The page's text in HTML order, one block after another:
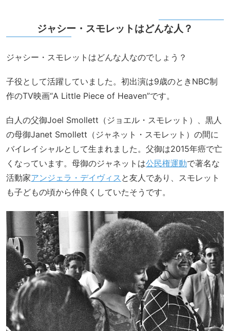
ジャシー・スモレットはどんな人？
ジャシー・スモレットはどんな人なのでしょう？
子役として活躍していました。初出演は9歳のときNBC制
作のTV映画“A Little Piece of Heaven”です。
白人の父御Joel Smollett（ジョエル・スモレット）、黒人
の母御Janet Smollett（ジャネット・スモレット）の間に
バイレイシャルとして生まれました。父御は2015年癌で亡
くなっています。母御のジャネットは公民権運動で著名な
活動家アンジェラ・デイヴィス と友人であり、スモレット
も子どもの頃から仲良くしていたそうです。